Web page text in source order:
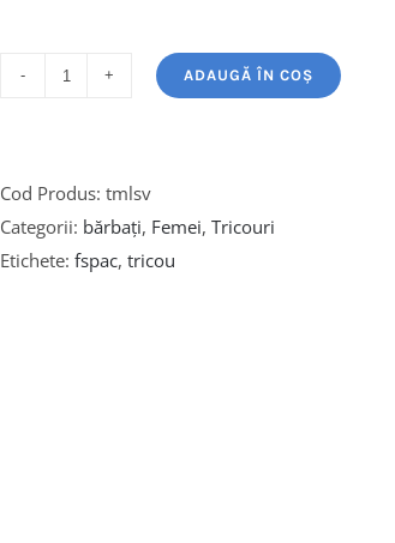
ADAUGĂ ÎN COȘ
Cod Produs: tmlsv
Categorii: bărbați, Femei, Tricouri
Etichete: fspac, tricou